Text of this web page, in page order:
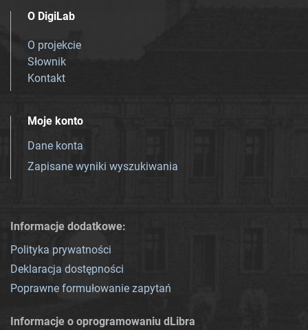
O DigiLab
O projekcie
Słownik
Kontakt
Moje konto
Dane konta
Zapisane wyniki wyszukiwania
Informacje dodatkowe:
Polityka prywatności
Deklaracja dostępności
Poprawne formułowanie zapytań
Informacje o oprogramowaniu dLibra